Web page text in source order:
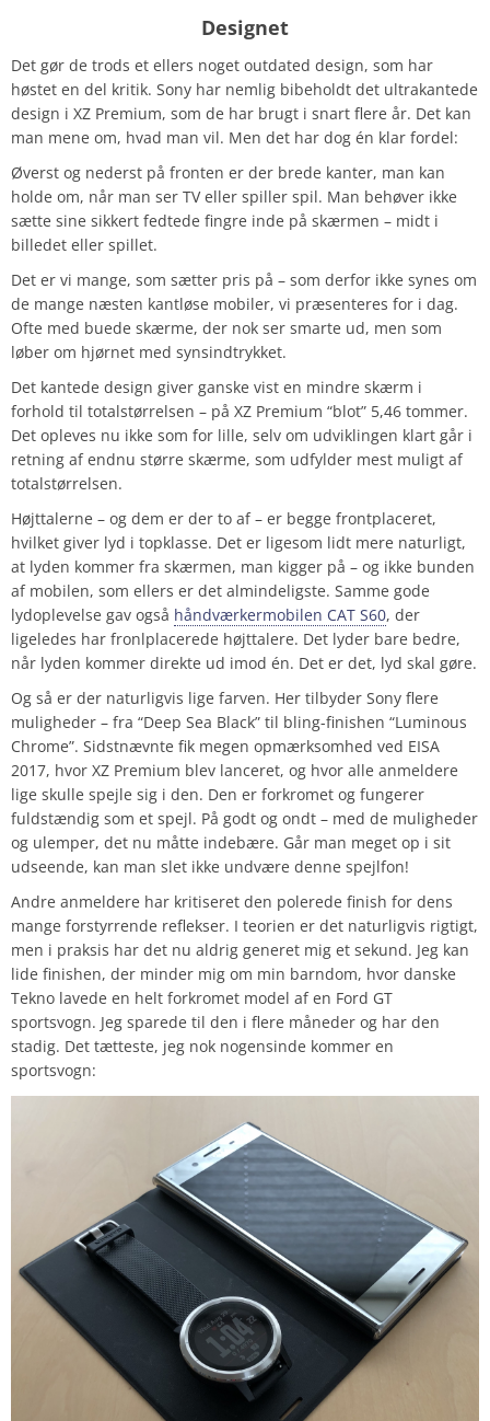
Designet
Det gør de trods et ellers noget outdated design, som har
høstet en del kritik. Sony har nemlig bibeholdt det ultrakantede
design i XZ Premium, som de har brugt i snart flere år. Det kan
man mene om, hvad man vil. Men det har dog én klar fordel:
Øverst og nederst på fronten er der brede kanter, man kan
holde om, når man ser TV eller spiller spil. Man behøver ikke
sætte sine sikkert fedtede fingre inde på skærmen – midt i
billedet eller spillet.
Det er vi mange, som sætter pris på – som derfor ikke synes om
de mange næsten kantløse mobiler, vi præsenteres for i dag.
Ofte med buede skærme, der nok ser smarte ud, men som
løber om hjørnet med synsindtrykket.
Det kantede design giver ganske vist en mindre skærm i
forhold til totalstørrelsen – på XZ Premium “blot” 5,46 tommer.
Det opleves nu ikke som for lille, selv om udviklingen klart går i
retning af endnu større skærme, som udfylder mest muligt af
totalstørrelsen.
Højttalerne – og dem er der to af – er begge frontplaceret,
hvilket giver lyd i topklasse. Det er ligesom lidt mere naturligt,
at lyden kommer fra skærmen, man kigger på – og ikke bunden
af mobilen, som ellers er det almindeligste. Samme gode
lydoplevelse gav også håndværkermobilen CAT S60, der
ligeledes har fronlplacerede højttalere. Det lyder bare bedre,
når lyden kommer direkte ud imod én. Det er det, lyd skal gøre.
Og så er der naturligvis lige farven. Her tilbyder Sony flere
muligheder – fra “Deep Sea Black” til bling-finishen “Luminous
Chrome”. Sidstnævnte fik megen opmærksomhed ved EISA
2017, hvor XZ Premium blev lanceret, og hvor alle anmeldere
lige skulle spejle sig i den. Den er forkromet og fungerer
fuldstændig som et spejl. På godt og ondt – med de muligheder
og ulemper, det nu måtte indebære. Går man meget op i sit
udseende, kan man slet ikke undvære denne spejlfon!
Andre anmeldere har kritiseret den polerede finish for dens
mange forstyrrende reflekser. I teorien er det naturligvis rigtigt,
men i praksis har det nu aldrig generet mig et sekund. Jeg kan
lide finishen, der minder mig om min barndom, hvor danske
Tekno lavede en helt forkromet model af en Ford GT
sportsvogn. Jeg sparede til den i flere måneder og har den
stadig. Det tætteste, jeg nok nogensinde kommer en
sportsvogn: